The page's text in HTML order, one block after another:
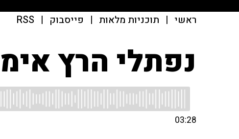
ראשי | תוכניות מלאות | פייסבוק |
RSS
נפתלי הרץ
03:28